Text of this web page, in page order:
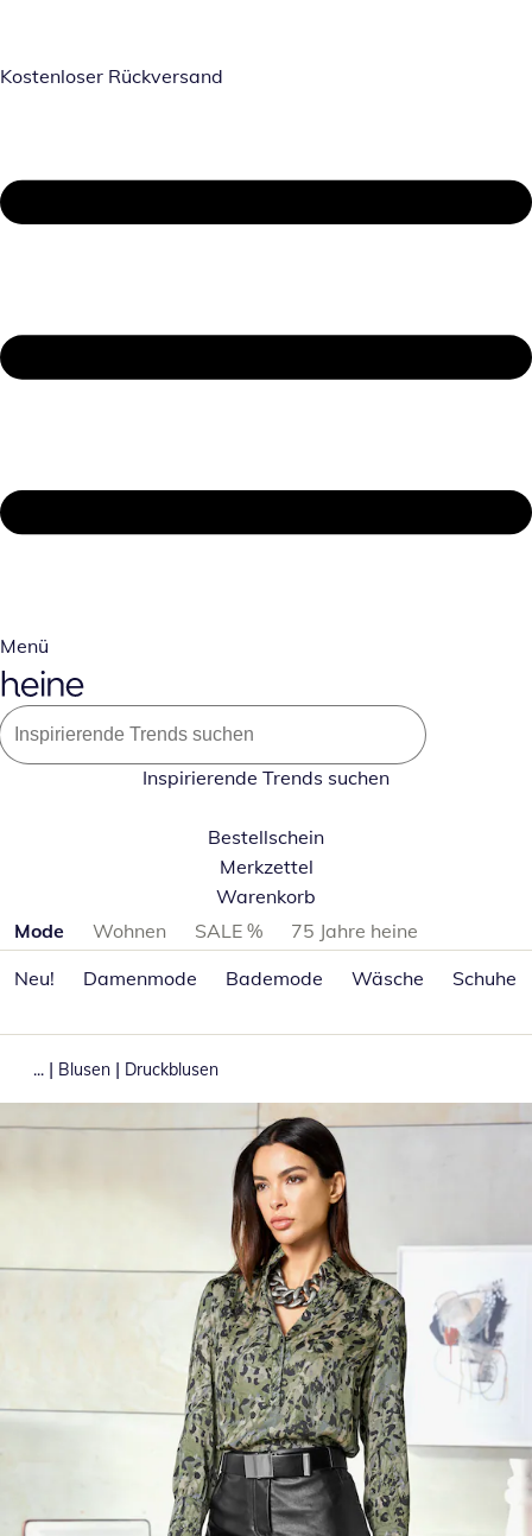
Kostenloser Rückversand
Menü
Inspirierende Trends suchen
Bestellschein
Merkzettel
Warenkorb
Produktkategorien überspringen
Mode Wohnen SALE %
75 Jahre heine
Neu!
Damenmode Bademode Wäsche Schuhe
... | Blusen | Druckblusen